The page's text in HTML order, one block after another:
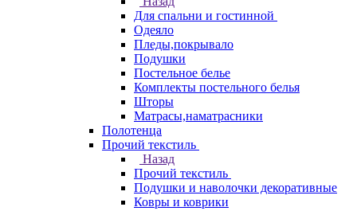
Для спальни и гостинной
Одеяло
Пледы,покрывало
Подушки
Постельное белье
Комплекты постельного белья
Шторы
Матрасы,наматрасники
Полотенца
Прочий текстиль
Назад
Прочий текстиль
Подушки и наволочки декоративные
Ковры и коврики